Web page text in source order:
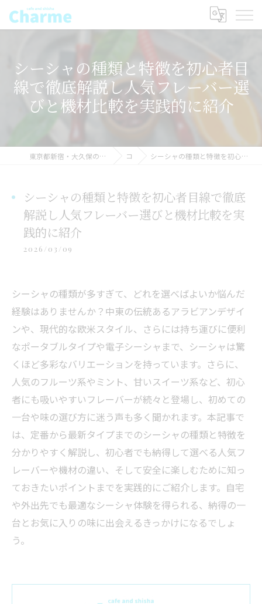
シーシャの種類と特徴を初心者目
線で徹底解説し人気フレーバー選
びと機材比較を実践的に紹介
東京都新宿・大久保のシーシャならSHISHAcafe CHARME(シャルム) シーシャ コラム シーシャの種類と特徴を初心者目線で徹底解説し人気フレーバー選びと機材比較を実践的に紹介
シーシャの種類と特徴を初心者目線で徹底
解説し人気フレーバー選びと機材比較を実
践的に紹介
2026/03/09
シーシャの種類が多すぎて、どれを選べばよいか悩んだ
経験はありませんか？中東の伝統あるアラビアンデザイ
ンや、現代的な欧米スタイル、さらには持ち運びに便利
なポータブルタイプや電子シーシャまで、シーシャは驚
くほど多彩なバリエーションを持っています。さらに、
人気のフルーツ系やミント、甘いスイーツ系など、初心
者にも吸いやすいフレーバーが続々と登場し、初めての
一台や味の選び方に迷う声も多く聞かれます。本記事で
は、定番から最新タイプまでのシーシャの種類と特徴を
分かりやすく解説し、初心者でも納得して選べる人気フ
レーバーや機材の違い、そして安全に楽しむために知っ
ておきたいポイントまでを実践的にご紹介します。自宅
や外出先でも最適なシーシャ体験を得られる、納得の一
台とお気に入りの味に出会えるきっかけになるでしょ
う。